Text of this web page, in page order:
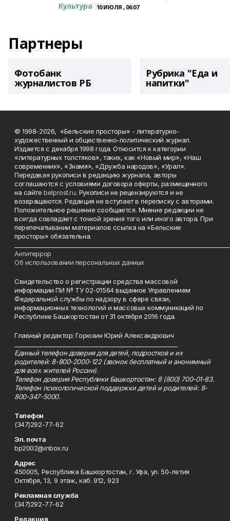
Культура 10 ИЮЛЯ , 06:07
Партнеры
Фотобанк
журналистов РБ
Рубрика "Еда и
напитки"
© 1998-2026, «Бельские просторы» - литературно-
художественный и общественно-политический журнал.
Издается с декабря 1998 года. Относится к категории
«литературных толстяков», таких, как «Новый мир», «Наш
современник», «Знамя», «Дружба народов», «Урал».
Передавая рукописи в редакцию журнала, авторы
соглашаются с условиями договора оферты, размещенного
на сайтеbelprost.ru. Рукописи не рецензируются и не
возвращаются. Редакция не вступает в переписку с авторами.
Положительное решение сообщается. Мнение редакции не
всегда совпадает с точкой зрения того или иного автора. При
перепечатывании материалов ссылка на «Бельские
просторы» обязательна.
Антитеррор
Об использовании персональных данных
Свидетельство о регистрации средства массовой
информации ПИ № ТУ 02-01564 выданное Управлением
Федеральной службы по надзору в сфере связи,
информационных технологий и массовых коммуникаций по
Республике Башкортостан от 31 октября 2016 года.
Главный редактор: Горюхин Юрий Александрович
Единый телефон доверия для детей, подростков и их
родителей: 8-800-2000-122 (звонок бесплатный и анонимный
для всех жителей России).
Телефон доверия Республики Башкортостан: 8 (800) 700-01-83.
Телефон психологической поддержки детей и родителей: 8-
800-347-5000.
Телефон
(347)292-77-62
Эл. почта
bp2002@inbox.ru
Адрес
450005, Республика Башкортостан, г. Уфа, ул. 50-летия
Октября, 13, 9 этаж, каб. 912, 923
Рекламная служба
(347)292-77-62
Редакция